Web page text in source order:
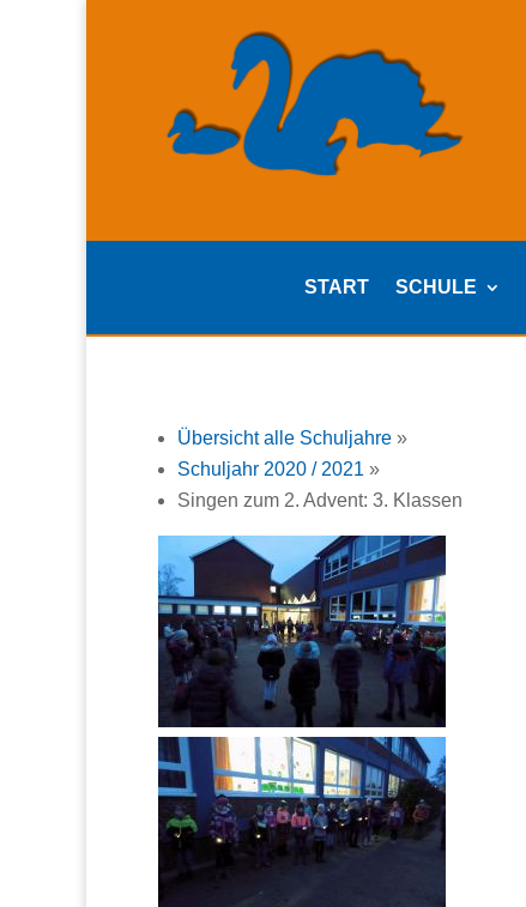
START SCHULE
Übersicht alle Schuljahre »
Schuljahr 2020 / 2021 »
Singen zum 2. Advent: 3. Klassen